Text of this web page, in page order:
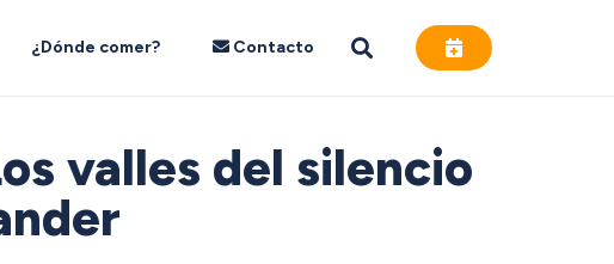
¿Dónde comer? Contacto
valles del silencio